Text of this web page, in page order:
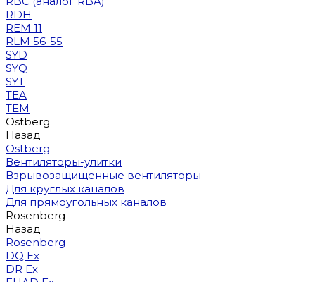
RDH
REM 11
RLM 56-55
SYD
SYQ
SYT
TEA
TEM
Ostberg
Назад
Ostberg
Вентиляторы-улитки
Взрывозащищенные вентиляторы
Для круглых каналов
Для прямоугольных каналов
Rosenberg
Назад
Rosenberg
DQ Ex
DR Ex